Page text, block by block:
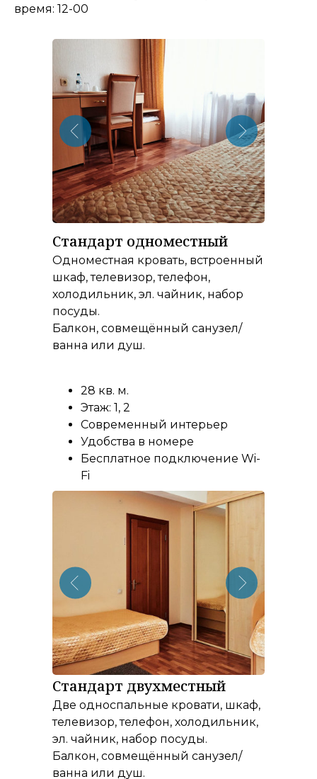
время: 12-00
Стандарт двухместный
Стандарт одноместный
Две односпальные кровати, шкаф,
телевизор, телефон, холодильник,
эл. чайник, набор посуды.
Балкон, совмещённый санузел/
ванна или душ.
Одноместная кровать, встроенный
шкаф, телевизор, телефон,
холодильник, эл. чайник, набор
посуды.
Балкон, совмещённый санузел/
ванна или душ.
28 кв. м.
Этаж: 1, 2
Современный интерьер
Удобства в номере
Бесплатное подключение Wi-
Fi